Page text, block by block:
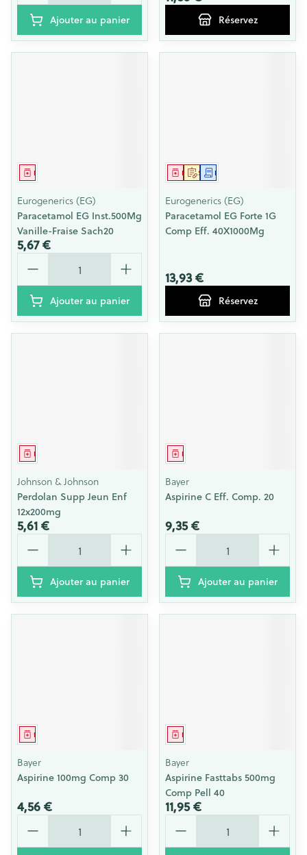
Ajouter au panier Réservez
Médicament
Eurogenerics (EG)
Paracetamol EG Inst.500Mg
Vanille-Fraise Sach20
5,67 €
Quantité
Ajouter au panier
Sur prescription
MédicamentDemande écrite
Eurogenerics (EG)
Paracetamol EG Forte 1G
Comp Eff. 40X1000Mg
13,93 €
Réservez
Médicament
Johnson & Johnson
Perdolan Supp Jeun Enf
12x200mg
5,61 €
Quantité
Ajouter au panier
Médicament
Bayer
Aspirine C Eff. Comp. 20
9,35 €
Quantité
Ajouter au panier
Médicament
Bayer
Aspirine 100mg Comp 30
4,56 €
Quantité
Médicament
Bayer
Aspirine Fasttabs 500mg
Comp Pell 40
11,95 €
Quantité